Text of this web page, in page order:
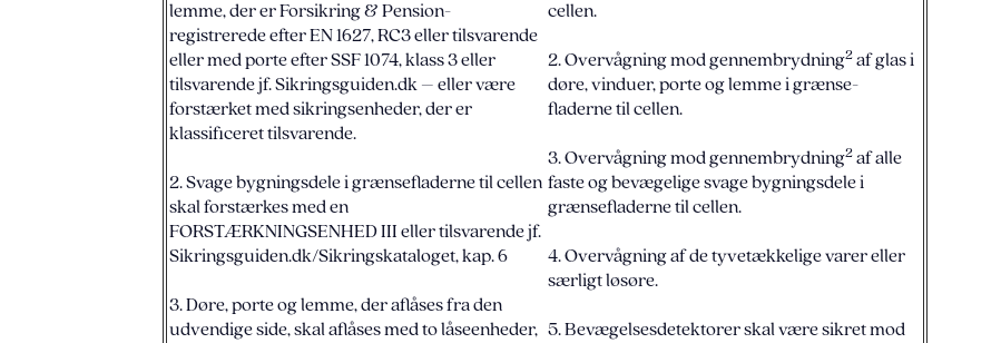
lemme, der er Forsikring & Pension-
registrerede efter EN 1627, RC3 eller tilsvarende
eller med porte efter SSF 1074, klass 3 eller
tilsvarende jf. Sikringsguiden.dk – eller være
forstærket med sikringsenheder, der er
klassificeret tilsvarende.
2. Svage bygningsdele i grænsefladerne til cellen
skal forstærkes med en
FORSTÆRKNINGSENHED III eller tilsvarende jf.
Sikringsguiden.dk/Sikringskataloget, kap. 6
3. Døre, porte og lemme, der aflåses fra den
udvendige side, skal aflåses med to låseenheder,
cellen.
2. Overvågning mod gennembrydning2af glas i
døre, vinduer, porte og lemme i grænse-
fladerne til cellen.
3. Overvågning mod gennembrydning2af alle
faste og bevægelige svage bygningsdele i
grænsefladerne til cellen.
4. Overvågning af de tyvetækkelige varer eller
særligt løsøre.
5. Bevægelsesdetektorer skal være sikret mod